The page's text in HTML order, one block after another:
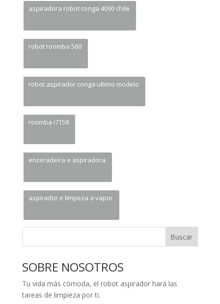
aspiradora robot conga 4090 chile
robot roomba 560
robot aspirador conga ultimo modelo
roomba i7158
enceradeira e aspiradora
aspirador e limpeza a vapor
Buscar
SOBRE NOSOTROS
Tu vida más cómoda, el robot aspirador hará las
tareas de limpieza por ti.